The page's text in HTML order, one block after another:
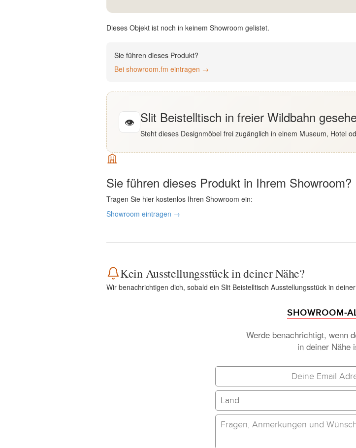
Dieses Objekt ist noch in keinem Showroom gelistet.
Sie führen dieses Produkt?
Bei showroom.fm eintragen →
👁 Slit Beistelltisch in freier Wildbahn
Steht dieses Designmöbel frei zugänglich in einem Museum, Hotel
Sie führen dieses Produkt in Ihrem Showroom?
Tragen Sie hier kostenlos Ihren Showroom ein:
Showroom eintragen →
Kein Ausstellungsstück in deiner Nähe?
Wir benachrichtigen dich, sobald ein Slit Beistelltisch Ausstellungsstück in
SHOWROOM-
Werde benachrichtigt, wenn
in deiner Nähe